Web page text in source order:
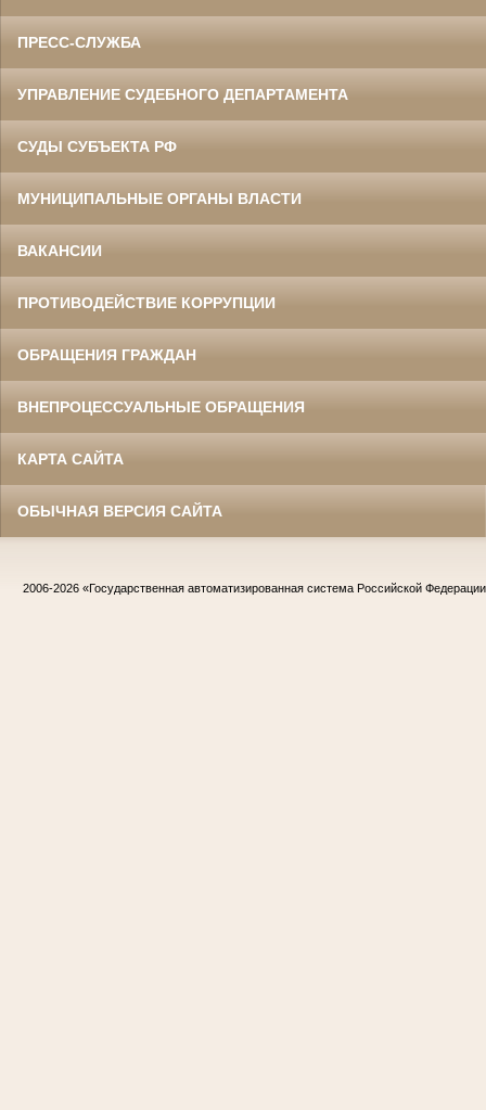
ПРЕСС-СЛУЖБА
УПРАВЛЕНИЕ СУДЕБНОГО ДЕПАРТАМЕНТА
СУДЫ СУБЪЕКТА РФ
МУНИЦИПАЛЬНЫЕ ОРГАНЫ ВЛАСТИ
ВАКАНСИИ
ПРОТИВОДЕЙСТВИЕ КОРРУПЦИИ
ОБРАЩЕНИЯ ГРАЖДАН
ВНЕПРОЦЕССУАЛЬНЫЕ ОБРАЩЕНИЯ
КАРТА САЙТА
ОБЫЧНАЯ ВЕРСИЯ САЙТА
2006-2026 «Государственная автоматизированная система Российской